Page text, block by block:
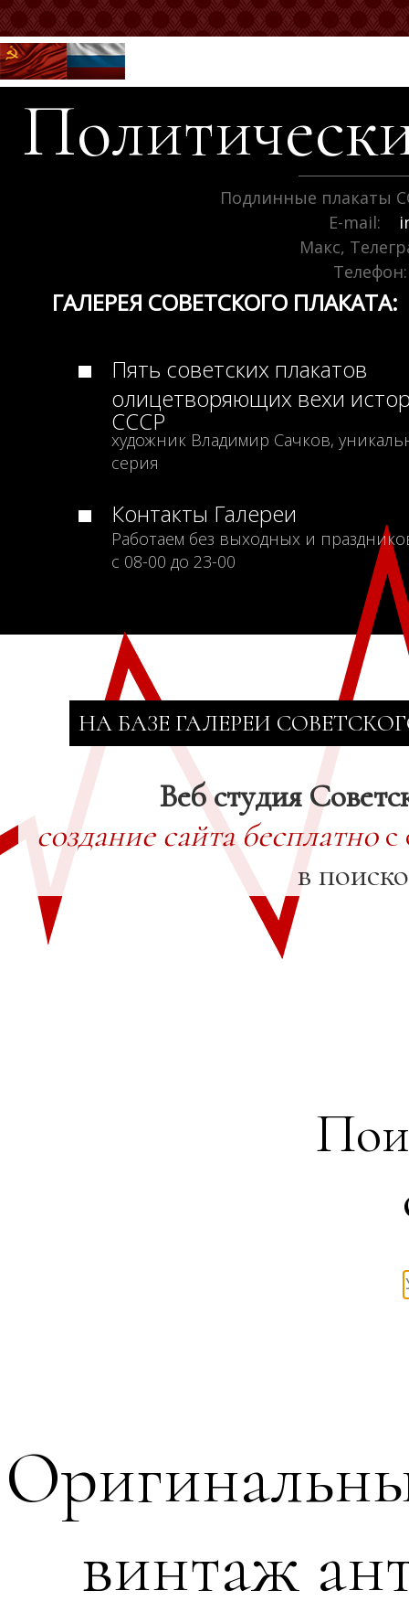
Подлинные плакаты
E-mail:
Макс,
Телефон:
ГАЛЕРЕЯ СОВЕТСКОГО ПЛАКАТА:
Пять советских плакатов
олицетворяющих вехи
СССР
художник Владимир Сачков,
серия
Контакты Галереи
Работаем без выходных и
с 08-00 до 23-00
НА БАЗЕ ГАЛЕРЕИ
Веб студия
создание сайта бесплатнос
в
винтаж